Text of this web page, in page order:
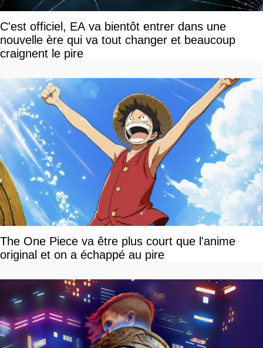
C'est officiel, EA va bientôt entrer dans une
nouvelle ère qui va tout changer et beaucoup
craignent le pire
The One Piece va être plus court que l'anime
original et on a échappé au pire